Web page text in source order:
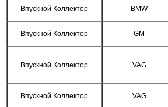
Впускной Коллектор BMW
Впускной Коллектор GM
Впускной Коллектор VAG
Впускной Коллектор VAG